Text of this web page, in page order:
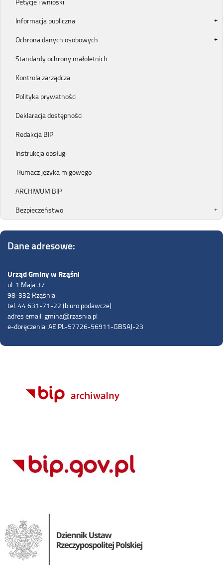
Informacja publiczna
Ochrona danych osobowych
Standardy ochrony małoletnich
Kontrola zarządcza
Polityka prywatności
Deklaracja dostępności
Redakcja BIP
Instrukcja obsługi
Tłumacz języka migowego
ARCHIWUM BIP
Bezpieczeństwo
Dane adresowe:
Urząd Gminy w Rząśni
ul. 1 Maja 37
98-332 Rząśnia
tel. 44 631-71-22 (biuro podawcze)
adres email: gmina@rzasnia.pl
e-doręczenia: AE:PL-57726-56911-GBSAJ-23